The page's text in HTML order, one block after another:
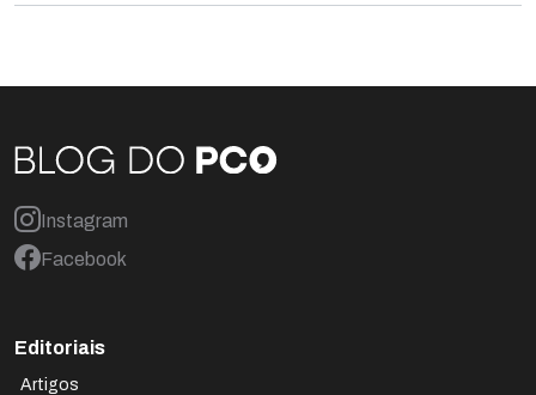
Instagram
Facebook
Editoriais
Artigos